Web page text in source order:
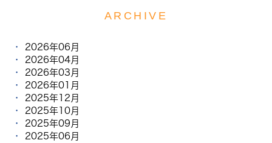
ARCHIVE
2026年06月
2026年04月
2026年03月
2026年01月
2025年12月
2025年10月
2025年09月
2025年06月